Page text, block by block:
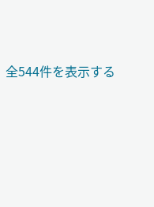
全544件を表示する